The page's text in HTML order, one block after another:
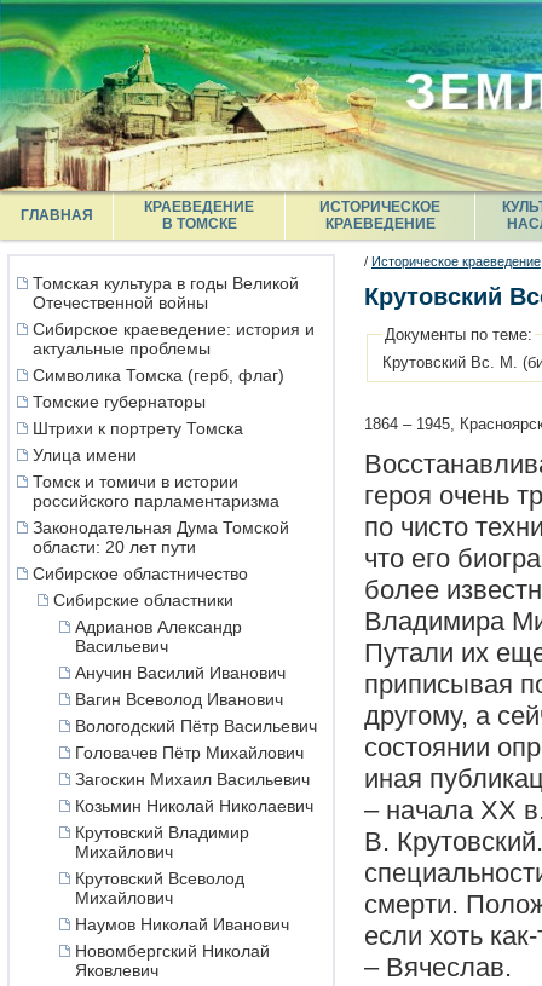
ГЛАВНАЯ
КРАЕВЕДЕНИЕ
В ТОМСКЕ
ИСТОРИЧЕСКОЕ
КРАЕВЕДЕНИЕ
Томская культура в годы Великой
Отечественной войны
Сибирское краеведение: история и
актуальные проблемы
Символика Томска (герб, флаг)
Томские губернаторы
Штрихи к портрету Томска
Улица имени
Томск и томичи в истории
российского парламентаризма
Законодательная Дума Томской
области: 20 лет пути
Сибирское областничество
Сибирские областники
Адрианов Александр
Васильевич
Анучин Василий Иванович
Вагин Всеволод Иванович
Вологодский Пётр Васильевич
Головачев Пётр Михайлович
Загоскин Михаил Васильевич
Козьмин Николай Николаевич
Крутовский Владимир
Михайлович
Крутовский Всеволод
Михайлович
Наумов Николай Иванович
Новомбергский Николай
Яковлевич
/ Историческое краеведение
Крутовский
Документы по теме:
Крутовский Вс. М.
1864 – 1945,
героя очень
по чисто
что его
более
Владимира
Путали их
приписывая
другому, а
состоянии
иная
– начала ХХ
В.
смерти.
если хоть
– Вячеслав.